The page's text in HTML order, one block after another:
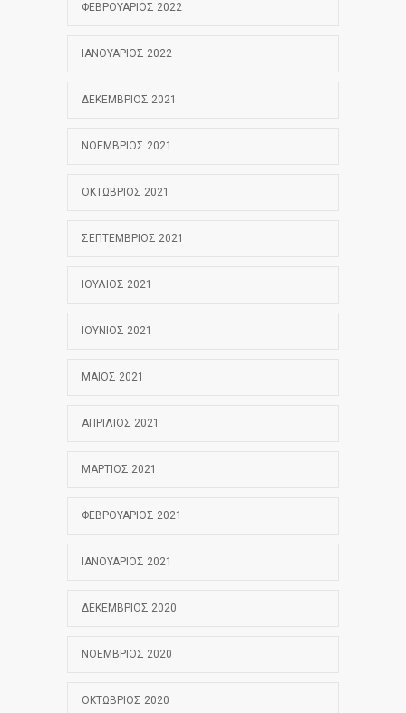
ΦΕΒΡΟΥΆΡΙΟΣ 2022
ΙΑΝΟΥΆΡΙΟΣ 2022
ΔΕΚΈΜΒΡΙΟΣ 2021
ΝΟΈΜΒΡΙΟΣ 2021
ΟΚΤΏΒΡΙΟΣ 2021
ΣΕΠΤΈΜΒΡΙΟΣ 2021
ΙΟΎΛΙΟΣ 2021
ΙΟΎΝΙΟΣ 2021
ΜΆΙΟΣ 2021
ΑΠΡΊΛΙΟΣ 2021
ΜΆΡΤΙΟΣ 2021
ΦΕΒΡΟΥΆΡΙΟΣ 2021
ΙΑΝΟΥΆΡΙΟΣ 2021
ΔΕΚΈΜΒΡΙΟΣ 2020
ΝΟΈΜΒΡΙΟΣ 2020
ΟΚΤΏΒΡΙΟΣ 2020